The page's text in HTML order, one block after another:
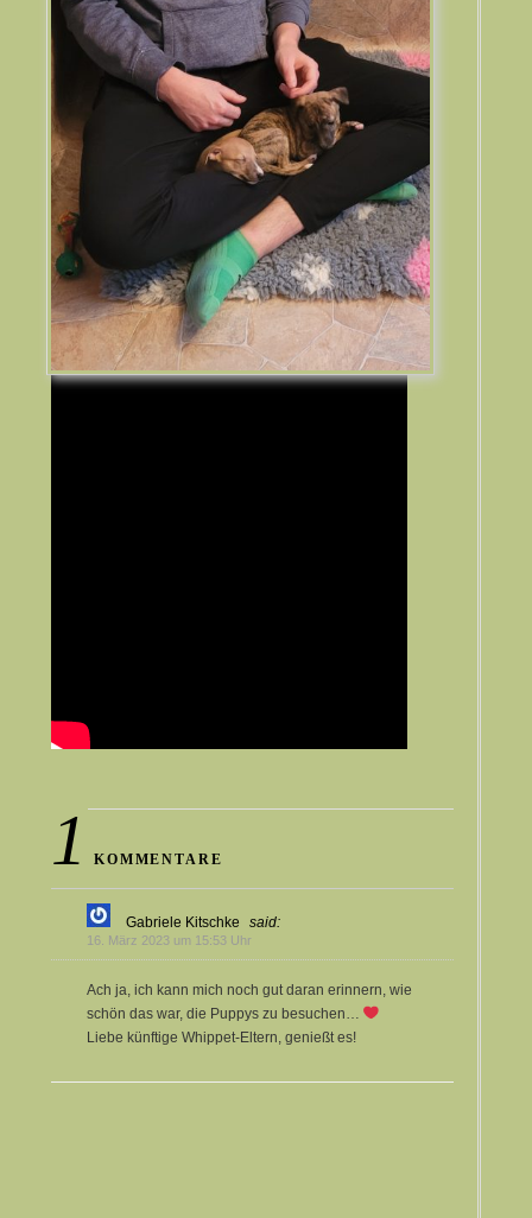
1 KOMMENTARE
Gabriele Kitschke said:
16. März 2023 um 15:53 Uhr
Ach ja, ich kann mich noch gut daran erinnern, wie
schön das war, die Puppys zu besuchen…
Liebe künftige Whippet-Eltern, genießt es!